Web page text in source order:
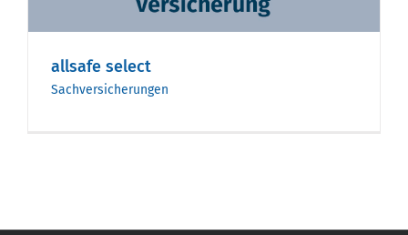
allsafe select
Sachversicherungen